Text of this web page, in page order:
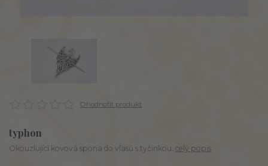
Ohodnotit produkt
typhon
Okouzlující kovová spona do vlasů s tyčinkou. celý popis